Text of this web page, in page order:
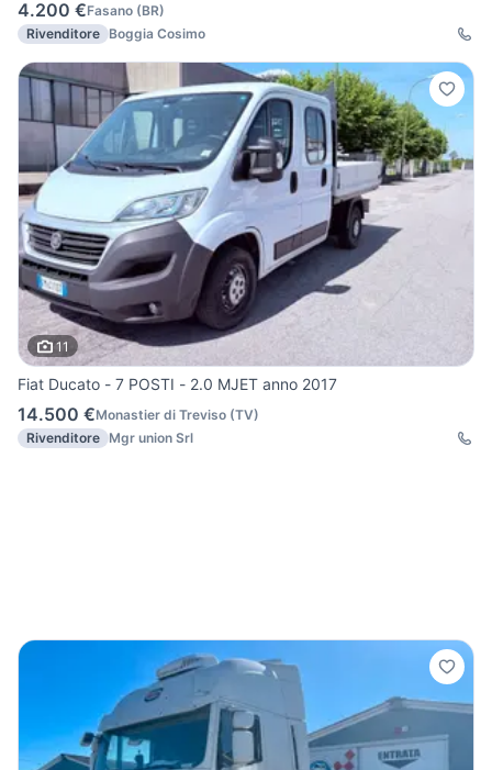
4.200 €Fasano (BR)
Rivenditore Boggia Cosimo
11
Fiat Ducato - 7 POSTI - 2.0 MJET anno 2017
14.500 €Monastier di Treviso (TV)
Rivenditore Mgr union Srl